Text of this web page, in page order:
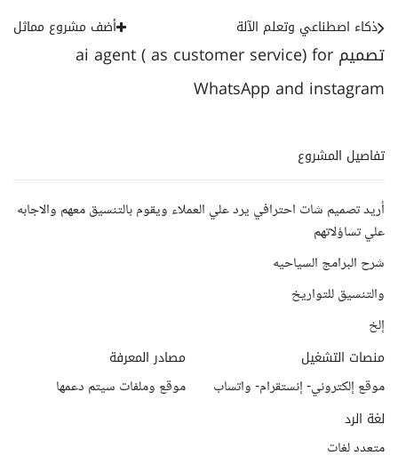
تصميم ai agent ( as customer service) for
WhatsApp and instagram
ذكاء اصطناعي وتعلم الآلة أضف مشروع مماثل
تفاصيل المشروع
أريد تصميم شات احترافي يرد علي العملاء ويقوم بالتنسيق معهم والاجابه
علي تساؤلاتهم
شرح البرامج السياحيه
والتنسيق للتواريخ
إلخ
منصات التشغيل
موقع إلكتروني- إنستقرام- واتساب
مصادر المعرفة
موقع وملفات سيتم دعمها
لغة الرد
متعدد لغات